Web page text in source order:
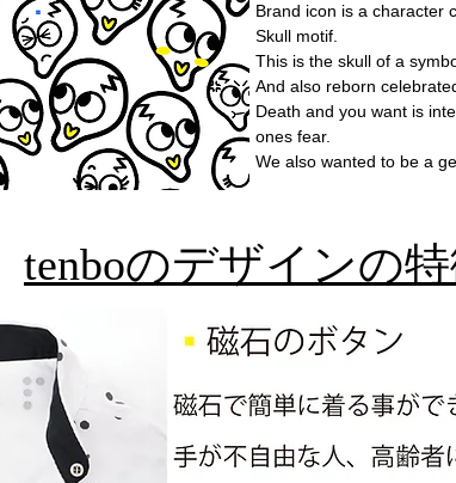
Brand icon is a character
Skull motif.
This is the skull of a
And also reborn
Death and you want is
ones fear.
We also wanted to be a
tenboのデザインの